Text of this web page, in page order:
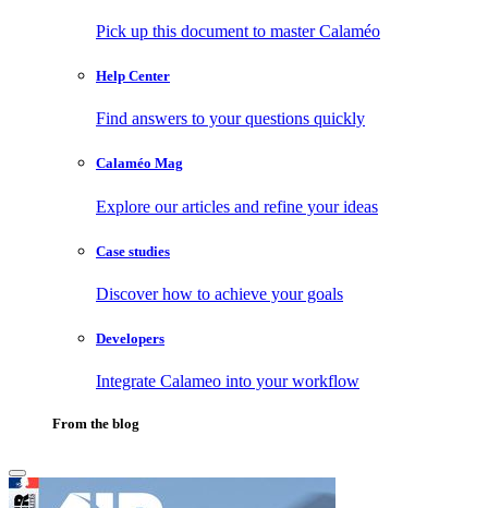
Pick up this document to master Calaméo
Help Center
Find answers to your questions quickly
Calaméo Mag
Explore our articles and refine your ideas
Case studies
Discover how to achieve your goals
Developers
Integrate Calameo into your workflow
From the blog